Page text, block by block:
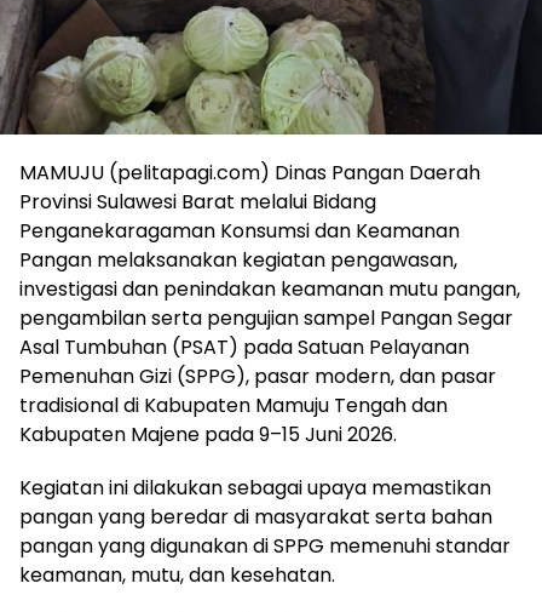
MAMUJU (pelitapagi.com) Dinas Pangan Daerah
Provinsi Sulawesi Barat melalui Bidang
Penganekaragaman Konsumsi dan Keamanan
Pangan melaksanakan kegiatan pengawasan,
investigasi dan penindakan keamanan mutu pangan,
pengambilan serta pengujian sampel Pangan Segar
Asal Tumbuhan (PSAT) pada Satuan Pelayanan
Pemenuhan Gizi (SPPG), pasar modern, dan pasar
tradisional di Kabupaten Mamuju Tengah dan
Kabupaten Majene pada 9–15 Juni 2026.
Kegiatan ini dilakukan sebagai upaya memastikan
pangan yang beredar di masyarakat serta bahan
pangan yang digunakan di SPPG memenuhi standar
keamanan, mutu, dan kesehatan.